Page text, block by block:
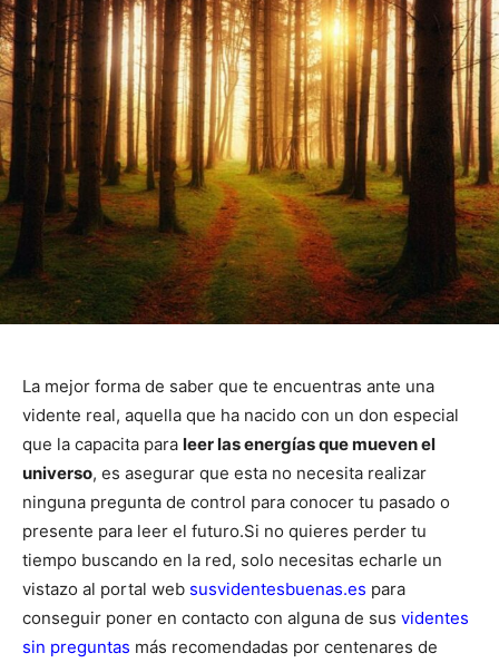
La mejor forma de saber que te encuentras ante una
vidente real, aquella que ha nacido con un don especial
que la capacita para leer las energías que mueven el
universo, es asegurar que esta no necesita realizar
ninguna pregunta de control para conocer tu pasado o
presente para leer el futuro.Si no quieres perder tu
tiempo buscando en la red, solo necesitas echarle un
vistazo al portal web susvidentesbuenas.es para
conseguir poner en contacto con alguna de sus videntes
sin preguntas más recomendadas por centenares de